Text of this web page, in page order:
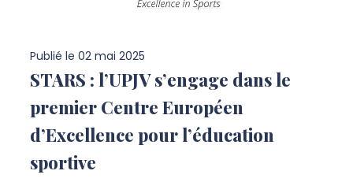
Publié le 02 mai 2025
STARS : l’UPJV s’engage dans le
premier Centre Européen
d’Excellence pour l’éducation
sportive